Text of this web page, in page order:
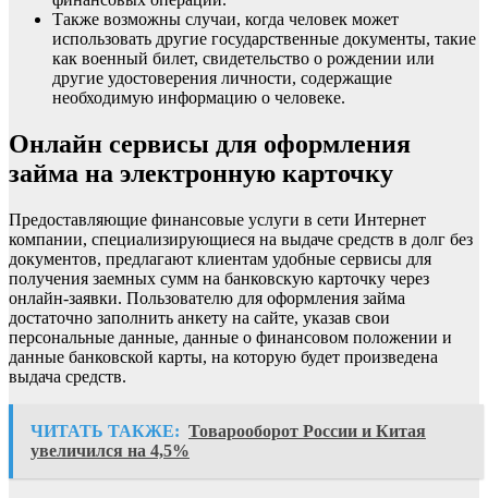
Также возможны случаи, когда человек может
использовать другие государственные документы, такие
как военный билет, свидетельство о рождении или
другие удостоверения личности, содержащие
необходимую информацию о человеке.
Онлайн сервисы для оформления
займа на электронную карточку
Предоставляющие финансовые услуги в сети Интернет
компании, специализирующиеся на выдаче средств в долг без
документов, предлагают клиентам удобные сервисы для
получения заемных сумм на банковскую карточку через
онлайн-заявки. Пользователю для оформления займа
достаточно заполнить анкету на сайте, указав свои
персональные данные, данные о финансовом положении и
данные банковской карты, на которую будет произведена
выдача средств.
ЧИТАТЬ ТАКЖЕ: Товарооборот России и Китая
увеличился на 4,5%